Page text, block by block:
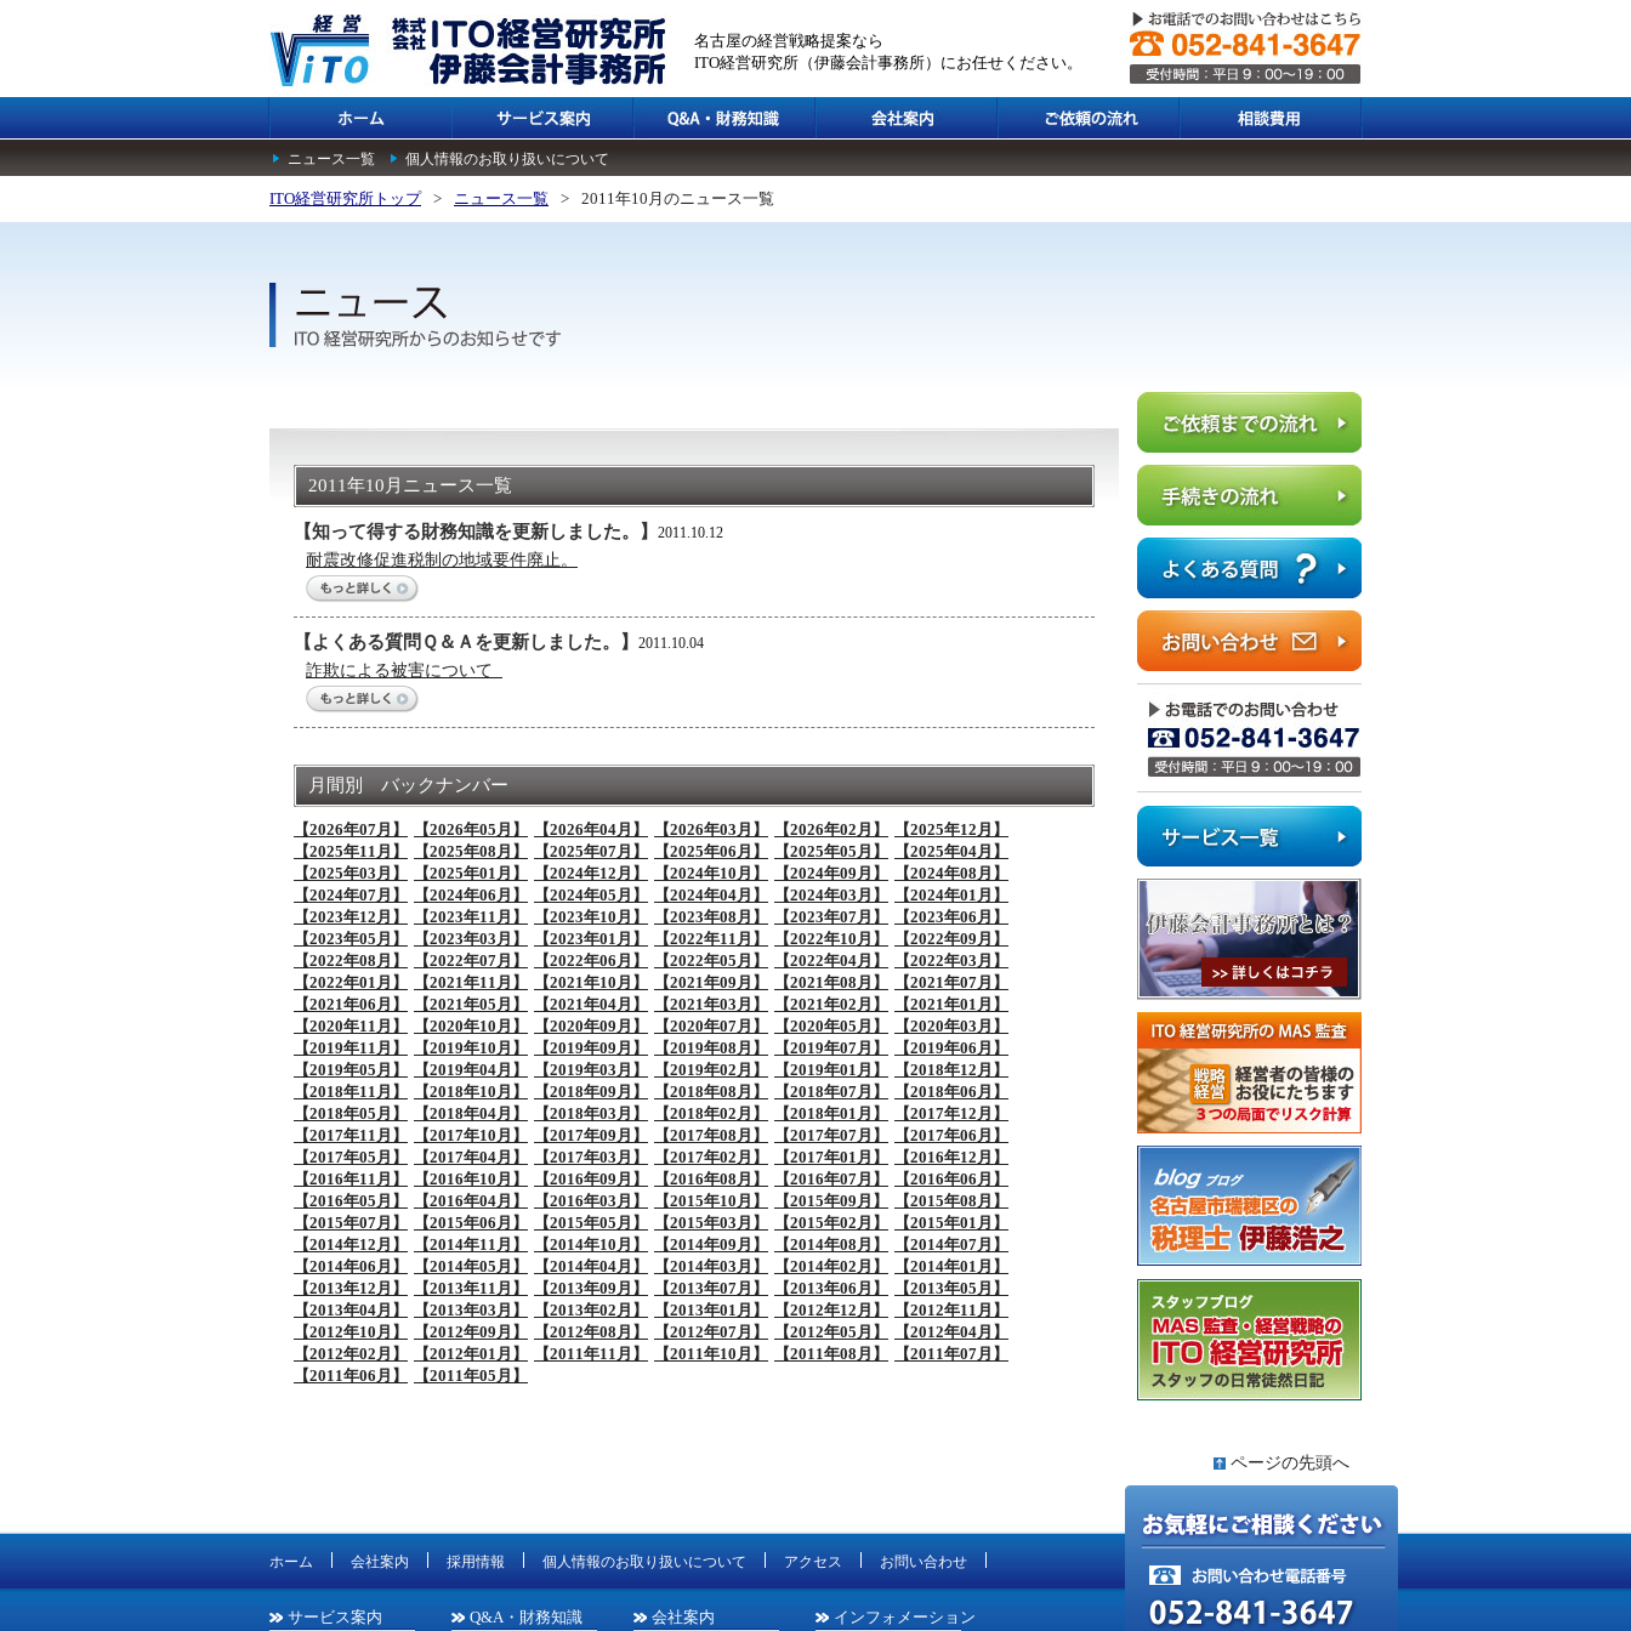
名古屋の経営戦略提案なら
ITO経営研究所（伊藤会計事務所）にお任せください。
ニュース一覧 個人情報のお取り扱いについて
ITO経営研究所トップ > ニュース一覧 > 2011年10月のニュース一覧
2011年10月ニュース一覧
【知って得する財務知識を更新しました。】 2011.10.12
耐震改修促進税制の地域要件廃止。
【よくある質問Ｑ＆Ａを更新しました。】 2011.10.04
詐欺による被害について
月間別 バックナンバー
【2026年07月】 【2026年05月】 【2026年04月】 【2026年03月】 【2026年02月】
【2025年12月】
【2025年11月】
【2025年08月】 【2025年07月】 【2025年06月】 【2025年05月】
【2025年04月】
【2025年03月】
【2025年01月】 【2024年12月】 【2024年10月】 【2024年09月】
【2024年08月】
【2024年07月】
【2024年06月】 【2024年05月】 【2024年04月】 【2024年03月】
【2024年01月】
【2023年12月】
【2023年11月】 【2023年10月】 【2023年08月】 【2023年07月】
【2023年06月】
【2023年05月】
【2023年03月】 【2023年01月】 【2022年11月】 【2022年10月】
【2022年09月】
【2022年08月】
【2022年07月】 【2022年06月】 【2022年05月】 【2022年04月】
【2022年03月】
【2022年01月】
【2021年11月】 【2021年10月】 【2021年09月】 【2021年08月】
【2021年07月】
【2021年06月】
【2021年05月】 【2021年04月】 【2021年03月】 【2021年02月】
【2021年01月】
【2020年11月】
【2020年10月】 【2020年09月】 【2020年07月】 【2020年05月】
【2020年03月】
【2019年11月】
【2019年10月】 【2019年09月】 【2019年08月】 【2019年07月】
【2019年06月】
【2019年05月】
【2019年04月】 【2019年03月】 【2019年02月】 【2019年01月】
【2018年12月】
【2018年11月】
【2018年10月】 【2018年09月】 【2018年08月】 【2018年07月】
【2018年06月】
【2018年05月】
【2018年04月】 【2018年03月】 【2018年02月】 【2018年01月】
【2017年12月】
【2017年11月】
【2017年10月】 【2017年09月】 【2017年08月】 【2017年07月】
【2017年06月】
【2017年05月】
【2017年04月】 【2017年03月】 【2017年02月】 【2017年01月】
【2016年12月】
【2016年11月】
【2016年10月】 【2016年09月】 【2016年08月】 【2016年07月】
【2016年06月】
【2016年05月】
【2016年04月】 【2016年03月】 【2015年10月】 【2015年09月】
【2015年08月】
【2015年07月】
【2015年06月】 【2015年05月】 【2015年03月】 【2015年02月】
【2015年01月】
【2014年12月】
【2014年11月】 【2014年10月】 【2014年09月】 【2014年08月】
【2014年07月】
【2014年06月】
【2014年05月】 【2014年04月】 【2014年03月】 【2014年02月】
【2014年01月】
【2013年12月】
【2013年11月】 【2013年09月】 【2013年07月】 【2013年06月】
【2013年05月】
【2013年04月】
【2013年03月】 【2013年02月】 【2013年01月】 【2012年12月】
【2012年11月】
【2012年10月】
【2012年09月】 【2012年08月】 【2012年07月】 【2012年05月】
【2012年04月】
【2012年02月】
【2012年01月】 【2011年11月】 【2011年10月】 【2011年08月】
【2011年07月】
【2011年06月】
【2011年05月】
ページの先頭へ
ホーム 会社案内 採用情報 個人情報のお取り扱いについて アクセス お問い合わせ
サービス案内 Q&A・財務知識 会社案内 インフォメーション